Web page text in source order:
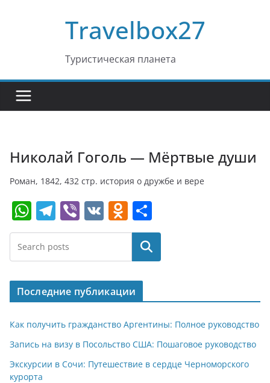
Travelbox27
Туристическая планета
Николай Гоголь — Мёртвые души
Роман, 1842, 432 стр. история о дружбе и вере
W
h
at
s
A
p
p
T
el
e
gr
a
m
Vi
b
V
K
O
d
o
kl
a
ss
ni
ki
т
п
р
в
и
т
ь
Поиск
Последние публикации
Как получить гражданство Аргентины: Полное руководство
Запись на визу в Посольство США: Пошаговое руководство
Экскурсии в Сочи: Путешествие в сердце Черноморского
курорта